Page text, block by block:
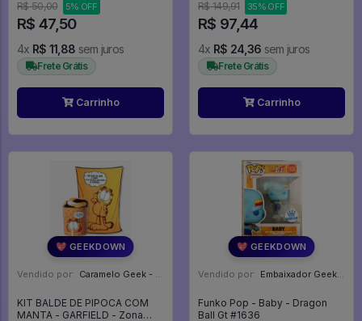
R$ 50,00
5% OFF
R$ 47,50
4x R$ 11,88 sem juros
Frete Grátis
Carrinho
R$ 149,91 35% OFF
R$ 97,44
4x R$ 24,36 sem juros
Frete Grátis
Carrinho
💖 GEEKDOWN
Vendido por: Caramelo Geek - DF
KIT BALDE DE PIPOCA COM
MANTA - GARFIELD - Zona
💖 GEEKDOWN
Vendido por: Embaixador Geek - SP
Funko Pop - Baby - Dragon
Ball Gt #1636